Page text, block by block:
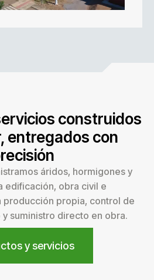
construidos
entregados con
áridos, hormigones y
edificación, obra civil e
producción propia, control de
suministro directo en obra.
y servicios